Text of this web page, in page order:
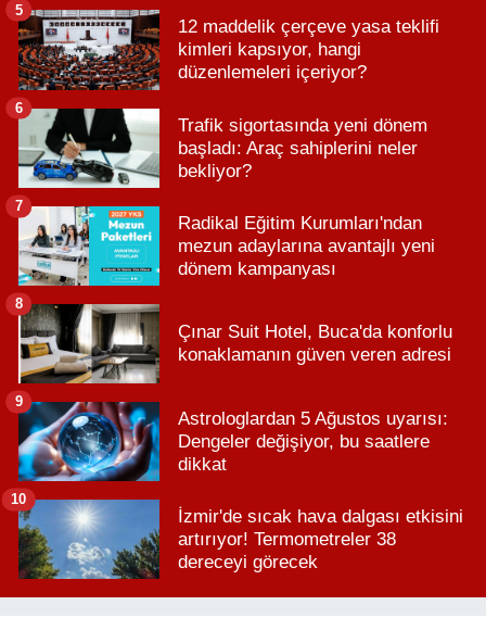
12 maddelik çerçeve yasa teklifi
kimleri kapsıyor, hangi
düzenlemeleri içeriyor?
5
Trafik sigortasında yeni dönem
başladı: Araç sahiplerini neler
bekliyor?
6
Radikal Eğitim Kurumları'ndan
mezun adaylarına avantajlı yeni
dönem kampanyası
7
Çınar Suit Hotel, Buca'da konforlu
konaklamanın güven veren adresi
8
Astrologlardan 5 Ağustos uyarısı:
Dengeler değişiyor, bu saatlere
dikkat
9
İzmir'de sıcak hava dalgası etkisini
artırıyor! Termometreler 38
dereceyi görecek
10